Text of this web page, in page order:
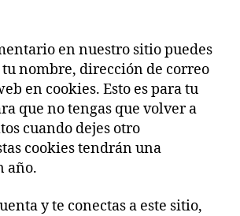
en nuestro sitio puedes
nombre, dirección de correo
en cookies. Esto es para tu
que no tengas que volver a
cuando dejes otro
cookies tendrán una
año.
y te conectas a este sitio,